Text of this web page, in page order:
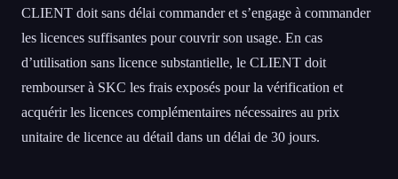
CLIENT doit sans délai commander et s’engage à commander
les licences suffisantes pour couvrir son usage. En cas
d’utilisation sans licence substantielle, le CLIENT doit
rembourser à SKC les frais exposés pour la vérification et
acquérir les licences complémentaires nécessaires au prix
unitaire de licence au détail dans un délai de 30 jours.